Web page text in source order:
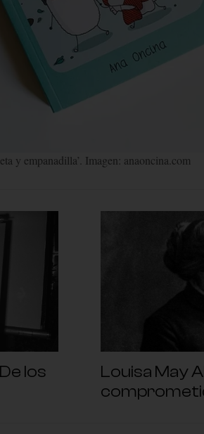
y empanadilla’. Imagen: anaoncina.com
los
Louisa May